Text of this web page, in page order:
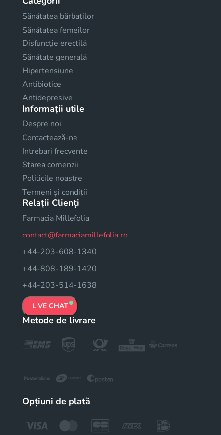
Sănătatea bărbaților
Sănătatea femeilor
Disfuncţie erectilă
Sănătate generală
Hipertensiune
Antibiotice
Antidepresive
Informații utile
Despre noi
Contactează-ne
Intrebari frecvente
Starea comenzii
Politicile noastre
Termeni și condiții
Relații Clienți
Farmacia Millefolia
contact@farmaciamillefolia.ro
+44-203-608-1340
+44-808-189-1420
+44-203-514-1638
LIVE CHAT
Metode de livrare
Opțiuni de plată